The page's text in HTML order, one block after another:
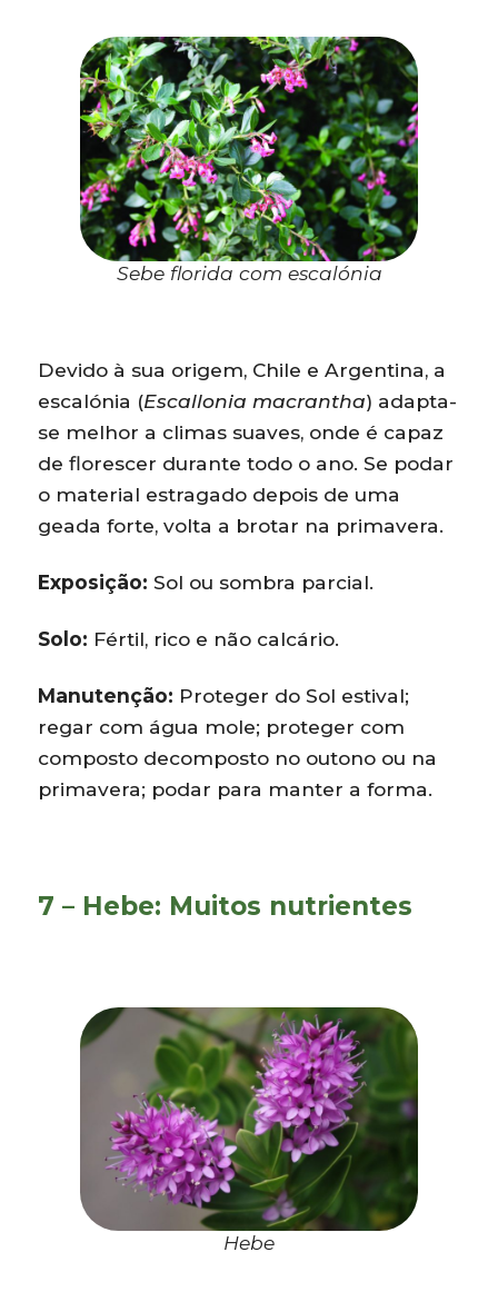
Sebe florida com escalónia
Devido à sua origem, Chile e Argentina, a
escalónia (Escallonia macrantha) adapta-
se melhor a climas suaves, onde é capaz
de florescer durante todo o ano. Se podar
o material estragado depois de uma
geada forte, volta a brotar na primavera.
Exposição: Sol ou sombra parcial.
Solo: Fértil, rico e não calcário.
Manutenção: Proteger do Sol estival;
regar com água mole; proteger com
composto decomposto no outono ou na
primavera; podar para manter a forma.
7 – Hebe: Muitos nutrientes
Hebe